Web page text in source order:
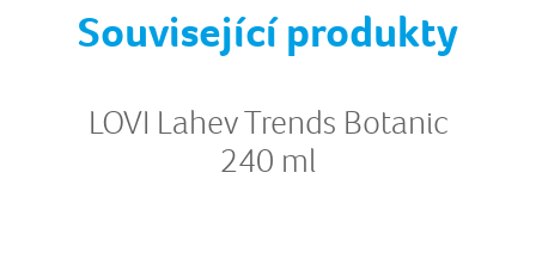
Související produkty
LOVI Lahev Trends Botanic
240 ml